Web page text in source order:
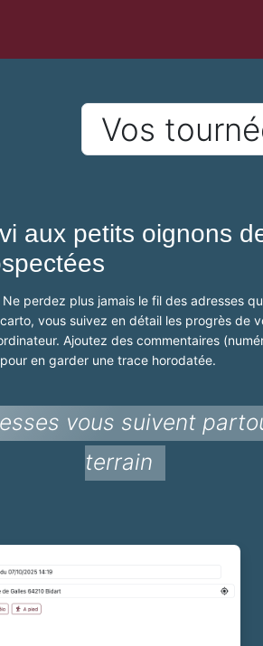
Vos
aux petits oignons
perdez plus jamais le fil des adresses
vous suivez en détail les progrès de
Ajoutez des commentaires
en garder une trace horodatée.
vous suivent
terrain